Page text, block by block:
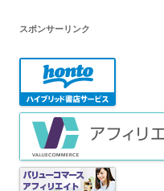
スポンサーリンク